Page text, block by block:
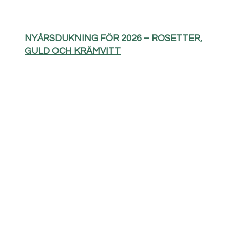
NYÅRSDUKNING FÖR 2026 – ROSETTER,
GULD OCH KRÄMVITT